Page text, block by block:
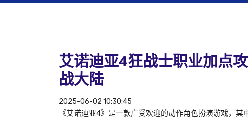
艾诺迪亚4狂战士职业加点
战大陆
2025-06-02 10:30:45
《艾诺迪亚4》是一款广受欢迎的动作角色扮演游戏，